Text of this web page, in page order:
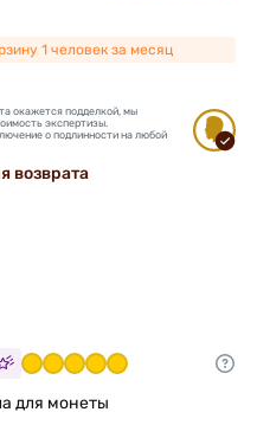
1 человек за месяц
окажется подделкой, мы
экспертизы.
о подлинности на любой
возврата
для монеты